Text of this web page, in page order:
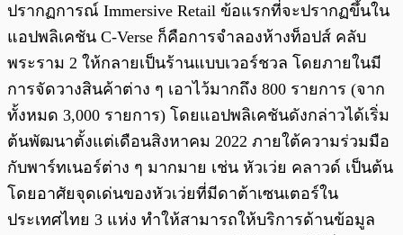
ปรากฏการณ์ Immersive Retail ข้อแรกที่จะปรากฏขึ้นใน
แอปพลิเคชัน C-Verse ก็คือการจำลองห้างท็อปส์ คลับ
พระราม 2 ให้กลายเป็นร้านแบบเวอร์ชวล โดยภายในมี
การจัดวางสินค้าต่าง ๆ เอาไว้มากถึง 800 รายการ (จาก
ทั้งหมด 3,000 รายการ) โดยแอปพลิเคชันดังกล่าวได้เริ่ม
ต้นพัฒนาตั้งแต่เดือนสิงหาคม 2022 ภายใต้ความร่วมมือ
กับพาร์ทเนอร์ต่าง ๆ มากมาย เช่น หัวเว่ย คลาวด์ เป็นต้น
โดยอาศัยจุดเด่นของหัวเว่ยที่มีดาต้าเซนเตอร์ใน
ประเทศไทย 3 แห่ง ทำให้สามารถให้บริการด้านข้อมูล